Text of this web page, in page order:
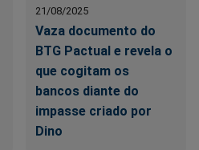
21/08/2025
Vaza documento do
BTG Pactual e revela o
que cogitam os
bancos diante do
impasse criado por
Dino